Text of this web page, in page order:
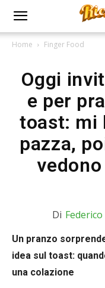
Home Finger Food
Oggi
e per
toast: mi
pazza,
Di
Un pranzo
idea sul toast:
una colazione